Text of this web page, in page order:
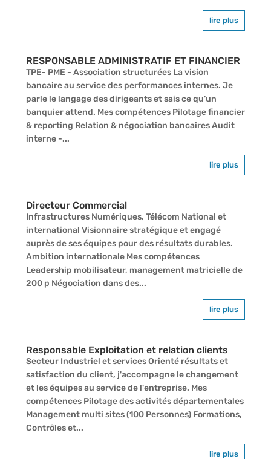
lire plus
RESPONSABLE ADMINISTRATIF ET FINANCIER
TPE- PME - Association structurées La vision
bancaire au service des performances internes. Je
parle le langage des dirigeants et sais ce qu’un
banquier attend. Mes compétences Pilotage financier
& reporting Relation & négociation bancaires Audit
interne -...
lire plus
Directeur Commercial
Infrastructures Numériques, Télécom National et
international Visionnaire stratégique et engagé
auprès de ses équipes pour des résultats durables.
Ambition internationale Mes compétences
Leadership mobilisateur, management matricielle de
200 p Négociation dans des...
lire plus
Responsable Exploitation et relation clients
Secteur Industriel et services Orienté résultats et
satisfaction du client, j'accompagne le changement
et les équipes au service de l'entreprise. Mes
compétences Pilotage des activités départementales
Management multi sites (100 Personnes) Formations,
Contrôles et...
lire plus